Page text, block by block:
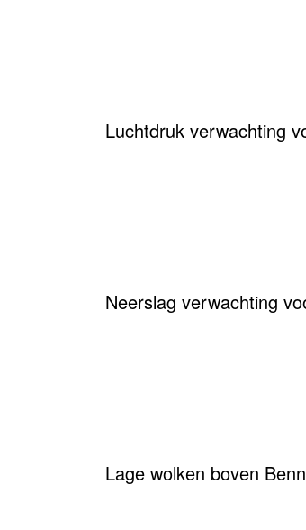
Luchtdruk verwachting
Neerslag verwachting
Lage wolken boven